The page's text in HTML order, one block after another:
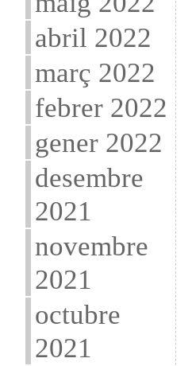
abril 2022
març 2022
febrer 2022
gener 2022
desembre
2021
novembre
2021
octubre
2021